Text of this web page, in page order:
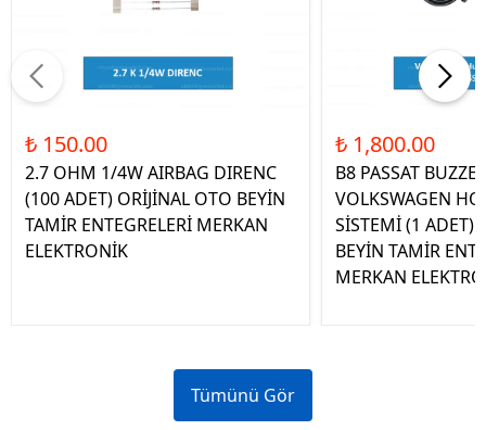
₺ 150.00
2.7 OHM 1/4W AIRBAG DIRENC
(100 ADET) ORİJİNAL OTO BEYİN
TAMİR ENTEGRELERİ MERKAN
ELEKTRONİK
₺ 1,800.00
B8 PASSAT
VOLKSWAGEN
SİSTEMİ (1 ADET)
BEYİN TAMİR
MERKAN
Tümünü Gör